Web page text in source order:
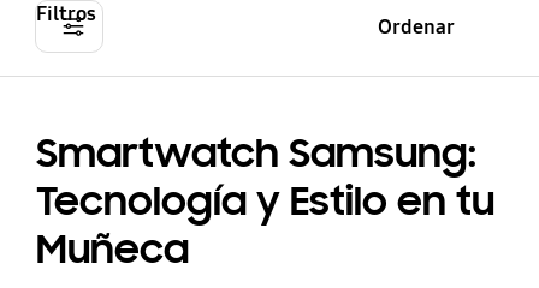
Filtros Ordenar
Smartwatch Samsung:
Tecnología y Estilo en tu
Muñeca